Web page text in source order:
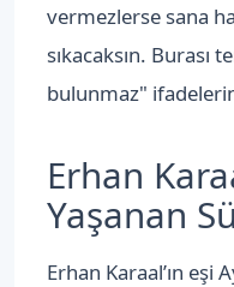
vermezlerse sana
sıkacaksın. Burası
bulunmaz"
Erhan
Yaşanan
Erhan Karaal’ın eşi